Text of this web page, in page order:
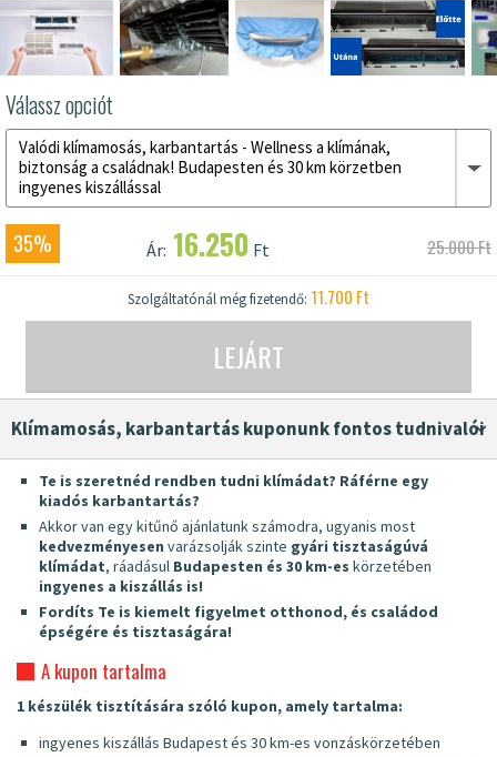
Válassz opciót
Valódi klímamosás, karbantartás - Wellness a klímának,
biztonság a családnak! Budapesten és 30 km körzetben
ingyenes kiszállással
35% Ár: 16.250 Ft 25.000 Ft
Szolgáltatónál még fizetendő: 11.700 Ft
LEJÁRT
Klímamosás, karbantartás kuponunk fontos tudnivalói
Te is szeretnéd rendben tudni klímádat? Ráférne egy
kiadós karbantartás?
Akkor van egy kitűnő ajánlatunk számodra, ugyanis most
kedvezményesen varázsolják szinte gyári tisztaságúvá
klímádat, ráadásul Budapesten és 30 km-es körzetében
ingyenes a kiszállás is!
Fordíts Te is kiemelt figyelmet otthonod, és családod
épségére és tisztaságára!
A kupon tartalma
1 készülék tisztítására szóló kupon, amely tartalma:
ingyenes kiszállás Budapest és 30 km-es vonzáskörzetében